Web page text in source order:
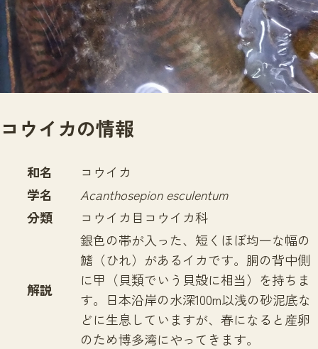
コウイカの情報
和名
コウイカ
学名
Acanthosepion esculentum
分類
コウイカ目コウイカ科
解説
銀色の帯が入った、短くほぼ均一な幅の
鰭（ひれ）があるイカです。胴の背中側
に甲（貝類でいう貝殻に相当）を持ちま
す。日本沿岸の水深100m以浅の砂泥底な
どに生息していますが、春になると産卵
のため博多湾にやってきます。